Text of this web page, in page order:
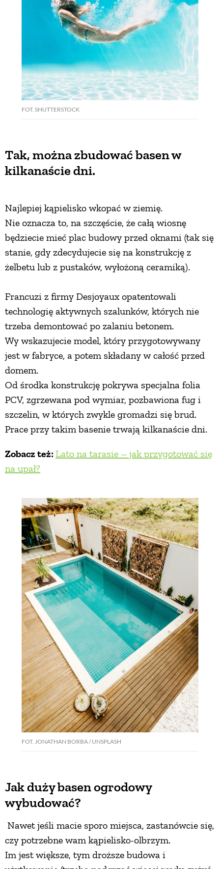
FOT. SHUTTERSTOCK
Tak, można zbudować basen w
kilkanaście dni.
Najlepiej kąpielisko wkopać w ziemię.
Nie oznacza to, na szczęście, że całą wiosnę
będziecie mieć plac budowy przed oknami (tak się
stanie, gdy zdecydujecie się na konstrukcję z
żelbetu lub z pustaków, wyłożoną ceramiką).
Francuzi z firmy Desjoyaux opatentowali
technologię aktywnych szalunków, których nie
trzeba demontować po zalaniu betonem.
Wy wskazujecie model, który przygotowywany
jest w fabryce, a potem składany w całość przed
domem.
Od środka konstrukcję pokrywa specjalna folia
PCV, zgrzewana pod wymiar, pozbawiona fug i
szczelin, w których zwykle gromadzi się brud.
Prace przy takim basenie trwają kilkanaście dni.
Zobacz też: Lato na tarasie – jak przygotować się
na upał?
FOT. JONATHAN BORBA / UNSPLASH
Jak duży basen ogrodowy
wybudować?
Nawet jeśli macie sporo miejsca, zastanówcie się,
czy potrzebne wam kąpielisko-olbrzym.
Im jest większe, tym droższe budowa i